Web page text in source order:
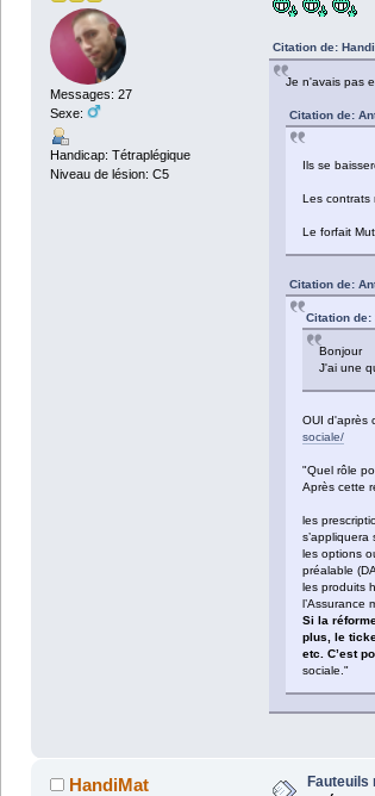
Messages: 27
Sexe:
Handicap: Tétraplégique
Niveau de lésion: C5
Citation de:
Je n'avais pas
Citation de:
Ils se
Les contrats
Le forfait
Citation de:
Citation de:
Bonjour
J'ai une
OUI d'après
sociale/
"Quel rôle
Après cette
les
les options
préalable
les produits
l’Assurance
Si la
plus, le
etc. C’est
sociale."
HandiMat Fauteuils